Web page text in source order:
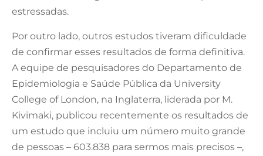
estressadas.
Por outro lado, outros estudos tiveram dificuldade
de confirmar esses resultados de forma definitiva.
A equipe de pesquisadores do Departamento de
Epidemiologia e Saúde Pública da University
College of London, na Inglaterra, liderada por M.
Kivimaki, publicou recentemente os resultados de
um estudo que incluiu um número muito grande
de pessoas – 603.838 para sermos mais precisos –,